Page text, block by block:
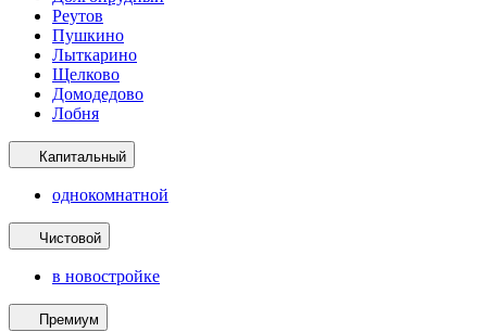
Реутов
Пушкино
Лыткарино
Щелково
Домодедово
Лобня
Капитальный
однокомнатной
Чистовой
в новостройке
Премиум